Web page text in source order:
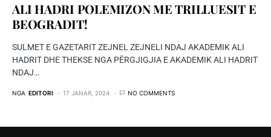
ALI HADRI POLEMIZON ME TRILLUESIT E
BEOGRADIT!
SULMET E GAZETARIT ZEJNEL ZEJNELI NDAJ AKADEMIK ALI
HADRIT DHE THEKSE NGA PËRGJIGJIA E AKADEMIK ALI HADRIT
NDAJ…
NGA EDITORI 17 JANAR, 2024 NO COMMENTS